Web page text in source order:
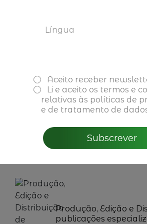
Congressos,
Organização de
Familiares
Produção, Edição e
publicações
Língua
Aceito receber
Li e aceito os termos e
relativas às políticas de
e de tratamento de
Subscrever